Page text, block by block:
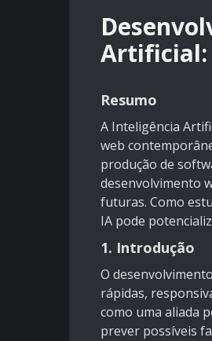
Artificial:
Resumo
A Inteligência
web
produção de
desenvolvimento
futuras. Como
IA pode
1. Introdução
O
rápidas,
como uma aliada
prever possíveis